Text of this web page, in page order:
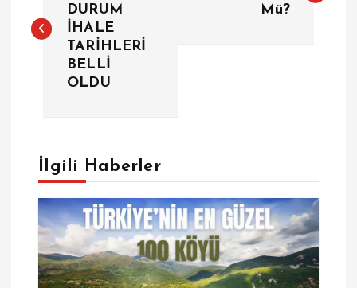
z
e
z
n
DURUM
İHALE
TARİHLERİ
BELLİ
OLDU
Mü?
İlgili Haberler